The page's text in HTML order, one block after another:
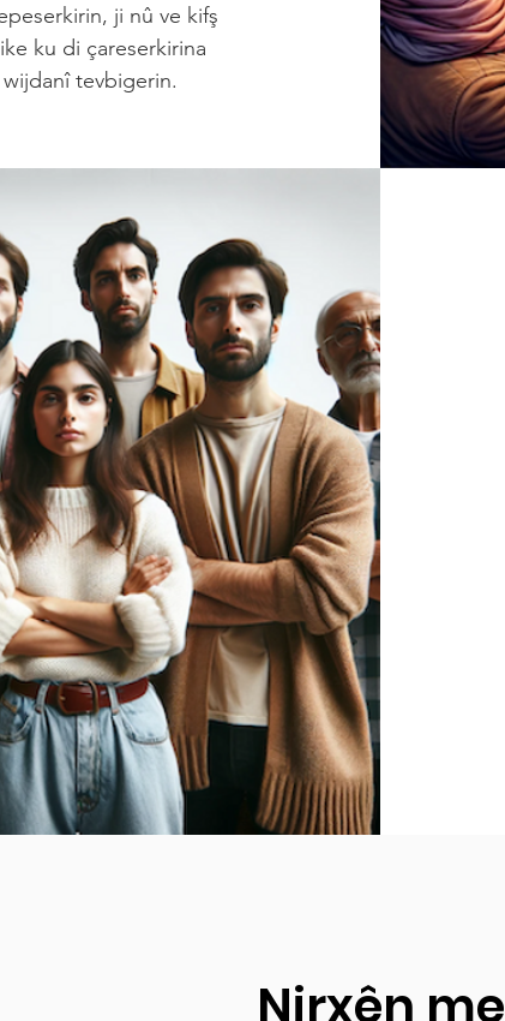
ji nû ve kifş
ku di çareserkirina
tevbigerin.
Nirxên me